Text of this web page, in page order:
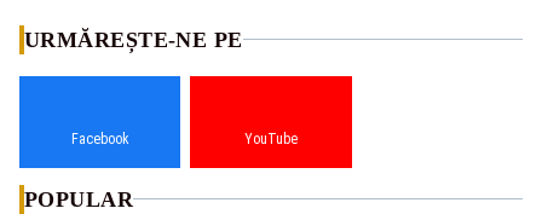
URMĂREȘTE-NE PE
Facebook YouTube
POPULAR